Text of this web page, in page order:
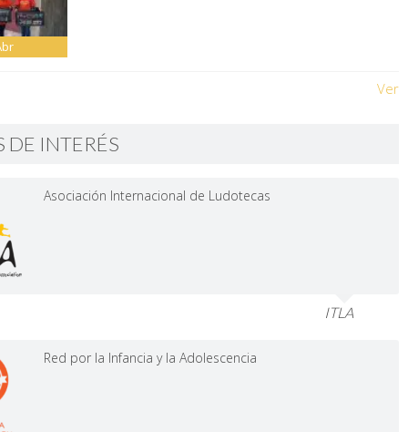
Ver
DE INTERÉS
Asociación Internacional de Ludotecas
ITLA
Red por la Infancia y la Adolescencia